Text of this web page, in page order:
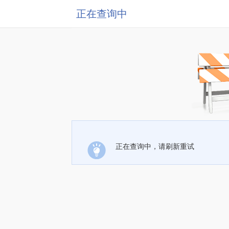
正在查询中
正在查询中，请刷新重试